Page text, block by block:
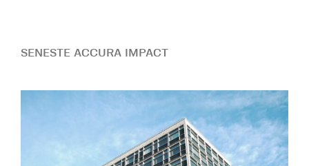
SENESTE ACCURA IMPACT